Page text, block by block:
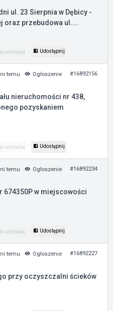
ul. 23 Sierpnia w Dębicy -
oraz przebudowa ul....
schowka · Udostępnij
temu ·
Ogłoszenie
#16892156
nieruchomości nr 438,
pozyskaniem
schowka · Udostępnij
temu ·
Ogłoszenie
#16892234
674350P w miejscowości
schowka · Udostępnij
temu ·
Ogłoszenie
#16892227
przy oczyszczalni ścieków